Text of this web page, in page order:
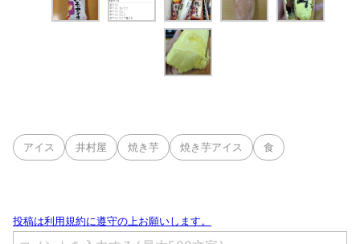
アイス 井村屋 焼き芋 焼き芋アイス 食